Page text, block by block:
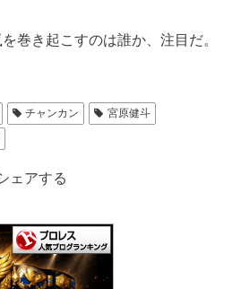
巻き起こすのは誰か、注目だ。
チャンカン
宮原健斗
ェアする